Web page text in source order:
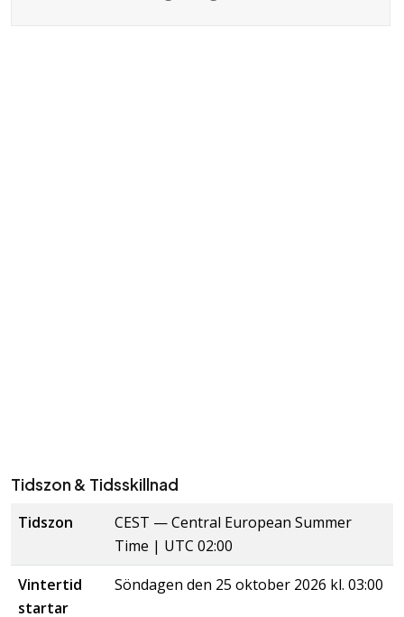
Tidszon & Tidsskillnad
Tidszon
CEST —Central European Summer
Time | UTC 02:00
Vintertid
startar
Söndagen den 25 oktober 2026 kl. 03:00